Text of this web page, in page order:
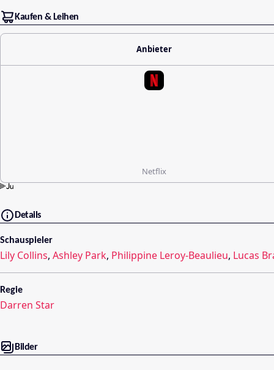
Kaufen & Leihen
Anbieter
Netflix
Details
Schauspieler
Lily Collins, Ashley Park, Philippine Leroy-Beaulieu, Lucas
Regie
Darren Star
Bilder